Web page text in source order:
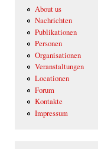
About us
Nachrichten
Publikationen
Personen
Organisationen
Veranstaltungen
Locationen
Forum
Kontakte
Impressum